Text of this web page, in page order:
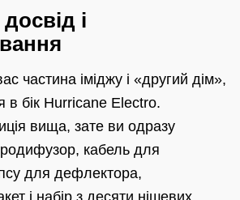
і
частина іміджу і «другий дім»,
в бік Hurricane Electro.
вища, зате ви одразу
кабель для
для дефлектора,
і набір з десяти нішевих